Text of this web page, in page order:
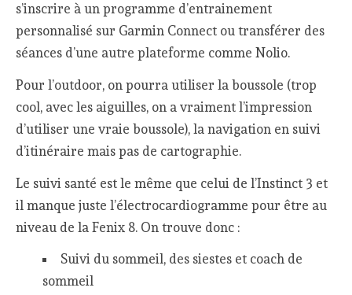
s’inscrire à un programme d’entrainement
personnalisé sur Garmin Connect ou transférer des
séances d’une autre plateforme comme Nolio.
Pour l’outdoor, on pourra utiliser la boussole (trop
cool, avec les aiguilles, on a vraiment l’impression
d’utiliser une vraie boussole), la navigation en suivi
d’itinéraire mais pas de cartographie.
Le suivi santé est le même que celui de l’Instinct 3 et
il manque juste l’électrocardiogramme pour être au
niveau de la Fenix 8. On trouve donc :
Suivi du sommeil, des siestes et coach de
sommeil